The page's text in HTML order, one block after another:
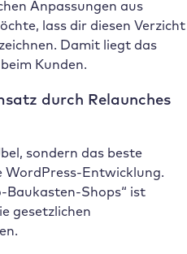
Anpassungen aus
lass dir diesen Verzicht
Damit liegt das
Kunden.
durch Relaunches
sondern das beste
Entwicklung.
Shops“ ist
gesetzlichen